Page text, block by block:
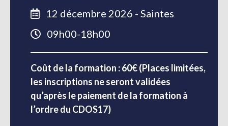
12 décembre 2026 - Saintes
09h00-18h00
Coût de la formation : 60€ (Places limitées,
les inscriptions ne seront validées
qu’après le paiement de la formation à
l’ordre du CDOS17)